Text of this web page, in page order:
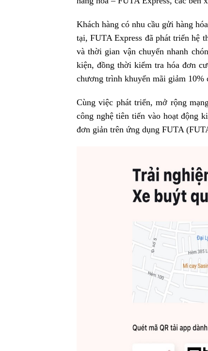
Khách hàng có nhu cầu gửi hàng
tại, FUTA Express đã phát triển hệ
và thời gian vận chuyển nhanh
kiện, đồng thời kiểm tra hóa đơn
chương trình khuyến mãi giảm 10%
Cùng việc phát triển, mở rộng
công nghệ tiên tiến vào hoạt động
đơn giản trên ứng dụng FUTA